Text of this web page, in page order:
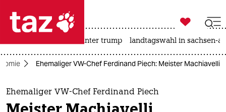
 taz zahl ich
taz zahl ich
themen

taz zahl ich
usa unter trump landtagswahl in sachsen-
Ehemaliger VW-Chef Ferdinand Piech: Meister Machiavelli
Ehemaliger VW-Chef Ferdinand Piech